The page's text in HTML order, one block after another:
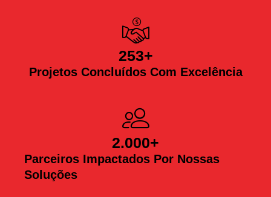
Projetos Concluídos Com Excelência
253+
Parceiros Impactados Por Nossas
Soluções
2.000+